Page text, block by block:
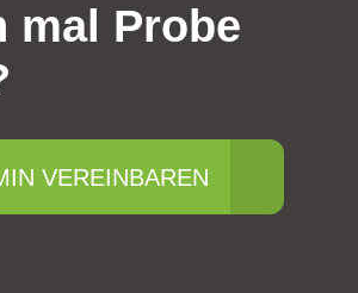
mal Probe
VEREINBAREN